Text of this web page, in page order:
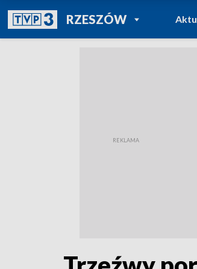
RZESZÓWPOWRÓT DO
TVP REGIONY